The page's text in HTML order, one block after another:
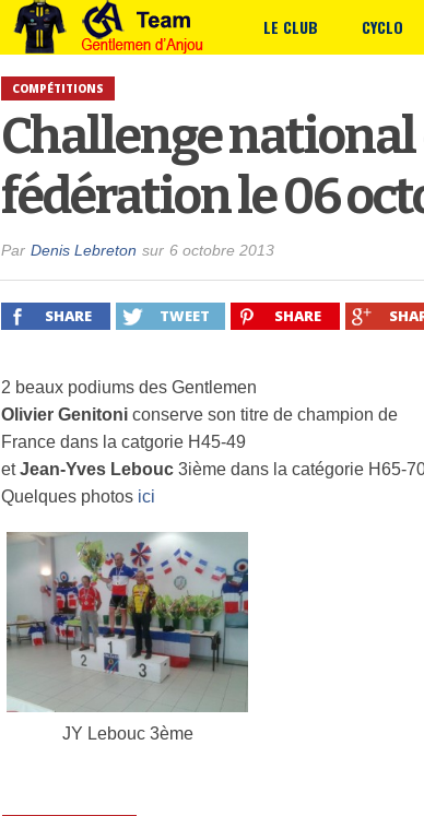
LE CLUB CYCLO
COMPÉTITIONS
Challenge
fédération le 06
Par Denis Lebreton sur 6 octobre 2013
SHARE TWEET SHARE
2 beaux podiums des Gentlemen
Olivier Genitoni conserve son titre de champion de
France dans la catgorie H45-49
etJean-Yves Lebouc 3ième dans la catégorie H65-
Quelques photos ici
JY Lebouc 3ème